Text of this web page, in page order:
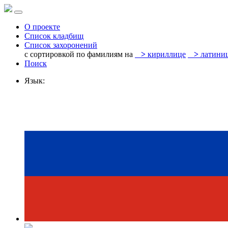
О проекте
Список кладбищ
Список захоронений
с сортировкой по фамилиям на
> кириллице >
Поиск
Язык: